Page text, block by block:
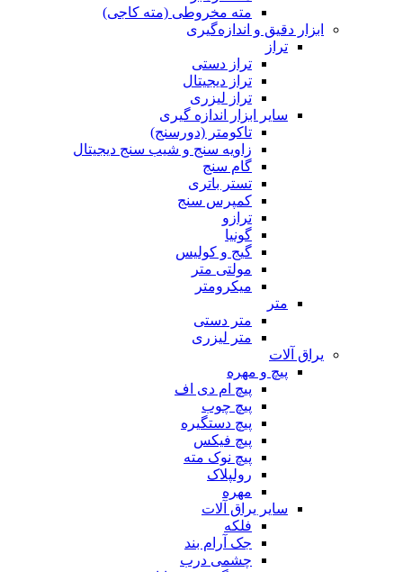
مته مخروطی (مته کاجی)
ابزار دقیق و اندازه‌گیری
تراز
تراز دستی
تراز دیجیتال
تراز لیزری
سایر ابزار اندازه گیری
تاکومتر (دورسنج)
زاویه سنج و شیب سنج دیجیتال
گام سنج
تستر باتری
کمپرس سنج
ترازو
گونیا
گیج و کولیس
مولتی متر
میکرومتر
متر
متر دستی
متر لیزری
یراق آلات
پیچ و مهره
پیچ ام دی اف
پیچ چوب
پیچ دستگیره
پیچ فیکس
پیچ نوک مته
رولپلاک
مهره
سایر یراق آلات
فلکه
جک آرام بند
چشمی درب